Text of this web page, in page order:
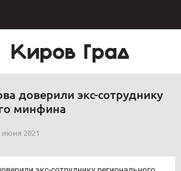
доверили экс-сотруднику
минфина
июня 2021